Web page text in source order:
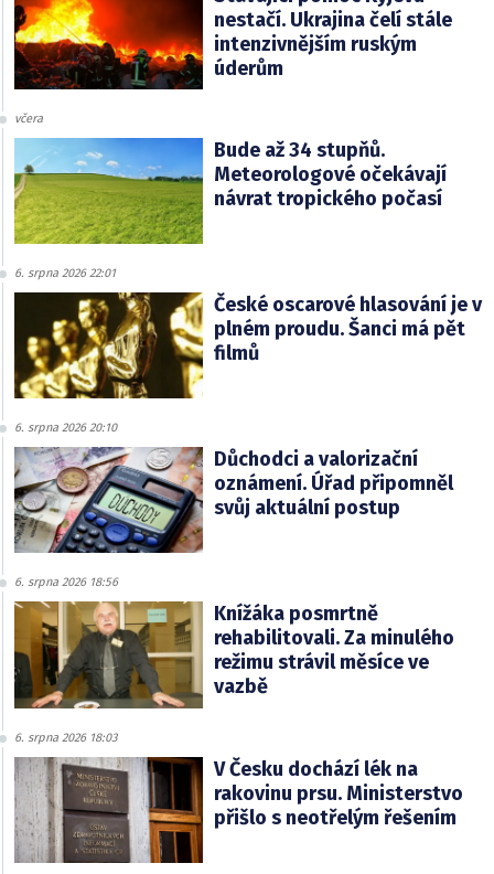
nestačí. Ukrajina čelí stále
intenzivnějším ruským
úderům
včera
Bude až 34 stupňů.
Meteorologové očekávají
návrat tropického počasí
6. srpna 2026 22:01
České oscarové hlasování je v
plném proudu. Šanci má pět
filmů
6. srpna 2026 20:10
Důchodci a valorizační
oznámení. Úřad připomněl
svůj aktuální postup
6. srpna 2026 18:56
Knížáka posmrtně
rehabilitovali. Za minulého
režimu strávil měsíce ve
vazbě
6. srpna 2026 18:03
V Česku dochází lék na
rakovinu prsu. Ministerstvo
přišlo s neotřelým řešením